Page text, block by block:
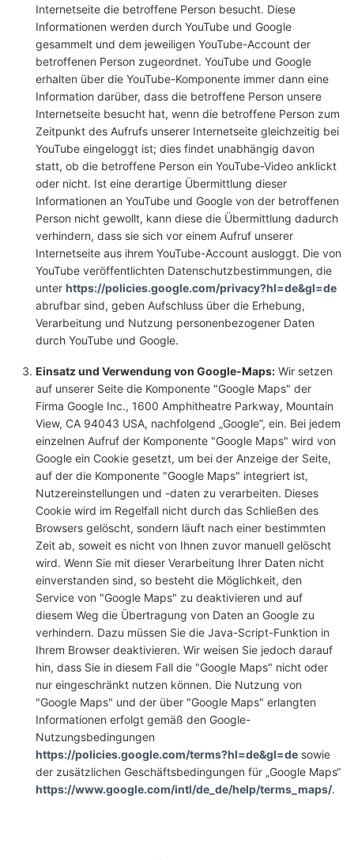
Internetseite die betroffene Person besucht. Diese
Informationen werden durch YouTube und Google
gesammelt und dem jeweiligen YouTube-Account der
betroffenen Person zugeordnet. YouTube und Google
erhalten über die YouTube-Komponente immer dann eine
Information darüber, dass die betroffene Person unsere
Internetseite besucht hat, wenn die betroffene Person zum
Zeitpunkt des Aufrufs unserer Internetseite gleichzeitig bei
YouTube eingeloggt ist; dies findet unabhängig davon
statt, ob die betroffene Person ein YouTube-Video anklickt
oder nicht. Ist eine derartige Übermittlung dieser
Informationen an YouTube und Google von der betroffenen
Person nicht gewollt, kann diese die Übermittlung dadurch
verhindern, dass sie sich vor einem Aufruf unserer
Internetseite aus ihrem YouTube-Account ausloggt. Die von
YouTube veröffentlichten Datenschutzbestimmungen, die
unter https://policies.google.com/privacy?hl=de&gl=de
abrufbar sind, geben Aufschluss über die Erhebung,
Verarbeitung und Nutzung personenbezogener Daten
durch YouTube und Google.
Einsatz und Verwendung von Google-Maps: Wir setzen
auf unserer Seite die Komponente "Google Maps" der
Firma Google Inc., 1600 Amphitheatre Parkway, Mountain
View, CA 94043 USA, nachfolgend „Google“, ein. Bei jedem
einzelnen Aufruf der Komponente "Google Maps" wird von
Google ein Cookie gesetzt, um bei der Anzeige der Seite,
auf der die Komponente "Google Maps" integriert ist,
Nutzereinstellungen und -daten zu verarbeiten. Dieses
Cookie wird im Regelfall nicht durch das Schließen des
Browsers gelöscht, sondern läuft nach einer bestimmten
Zeit ab, soweit es nicht von Ihnen zuvor manuell gelöscht
wird. Wenn Sie mit dieser Verarbeitung Ihrer Daten nicht
einverstanden sind, so besteht die Möglichkeit, den
Service von "Google Maps" zu deaktivieren und auf
diesem Weg die Übertragung von Daten an Google zu
verhindern. Dazu müssen Sie die Java-Script-Funktion in
Ihrem Browser deaktivieren. Wir weisen Sie jedoch darauf
hin, dass Sie in diesem Fall die "Google Maps" nicht oder
nur eingeschränkt nutzen können. Die Nutzung von
"Google Maps" und der über "Google Maps" erlangten
Informationen erfolgt gemäß den Google-
Nutzungsbedingungen
https://policies.google.com/terms?hl=de&gl=de sowie
der zusätzlichen Geschäftsbedingungen für „Google Maps“
https://www.google.com/intl/de_de/help/terms_maps/.